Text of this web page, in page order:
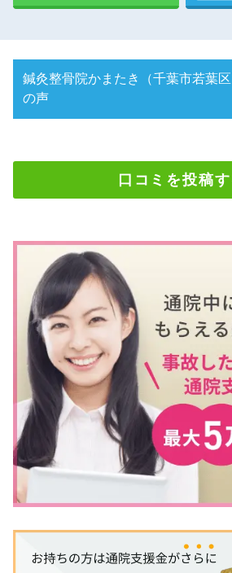
鍼灸整骨院かまたき（千葉市若葉
の声
口コミを投稿す